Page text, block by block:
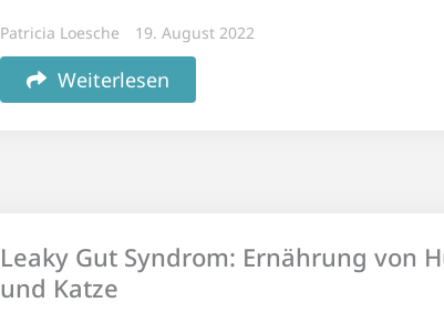
Patricia Loesche 19. August 2022
Weiterlesen
Leaky Gut Syndrom: Ernährung von
und Katze